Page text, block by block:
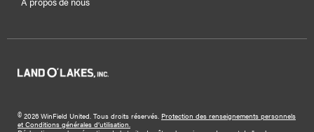
© 2026 WinField United. Tous droits réservés. Protection des renseignements personnels
et Conditions générales d’utilisation.